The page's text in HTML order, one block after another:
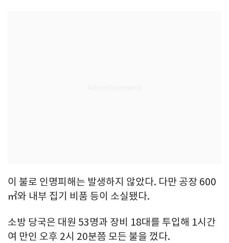
이 불로 인명피해는 발생하지 않았다. 다만 공장 600
㎡와 내부 집기 비품 등이 소실됐다.
소방 당국은 대원 53명과 장비 18대를 투입해 1시간
여 만인 오후 2시 20분쯤 모든 불을 껐다.